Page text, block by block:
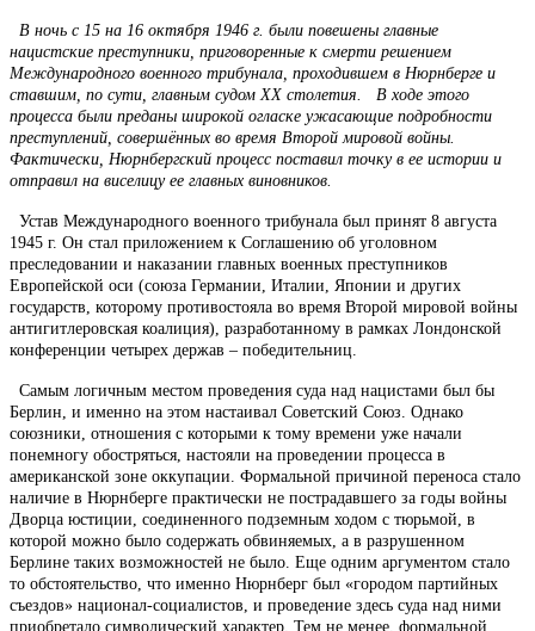
В ночь с 15 на 16 октября 1946 г. были повешены главные
нацистские преступники, приговоренные к смерти решением
Международного военного трибунала, проходившем в Нюрнберге и
ставшим, по сути, главным судом ХХ столетия. В ходе этого
процесса были преданы широкой огласке ужасающие подробности
преступлений, совершённых во время Второй мировой войны.
Фактически, Нюрнбергский процесс поставил точку в ее истории и
отправил на виселицу ее главных виновников.
Устав Международного военного трибунала был принят 8 августа
1945 г. Он стал приложением к Соглашению об уголовном
преследовании и наказании главных военных преступников
Европейской оси (союза Германии, Италии, Японии и других
государств, которому противостояла во время Второй мировой войны
антигитлеровская коалиция), разработанному в рамках Лондонской
конференции четырех держав – победительниц.
Самым логичным местом проведения суда над нацистами был бы
Берлин, и именно на этом настаивал Советский Союз. Однако
союзники, отношения с которыми к тому времени уже начали
понемногу обостряться, настояли на проведении процесса в
американской зоне оккупации. Формальной причиной переноса стало
наличие в Нюрнберге практически не пострадавшего за годы войны
Дворца юстиции, соединенного подземным ходом с тюрьмой, в
которой можно было содержать обвиняемых, а в разрушенном
Берлине таких возможностей не было. Еще одним аргументом стало
то обстоятельство, что именно Нюрнберг был «городом партийных
съездов» национал-социалистов, и проведение здесь суда над ними
приобретало символический характер. Тем не менее, формальной